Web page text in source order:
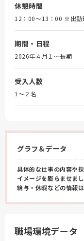
休憩時間
12：00～13：00 ※出勤
期間・日程
2026年４月１～長期
受入人数
1～２名
グラフ＆データ
具体的な仕事の内容や
イメージを膨らませまし
給与・休暇などの情報
職場環境データ